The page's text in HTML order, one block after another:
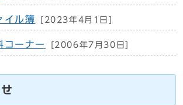
イル簿 [2023年4月1日]
コーナー [2006年7月30日]